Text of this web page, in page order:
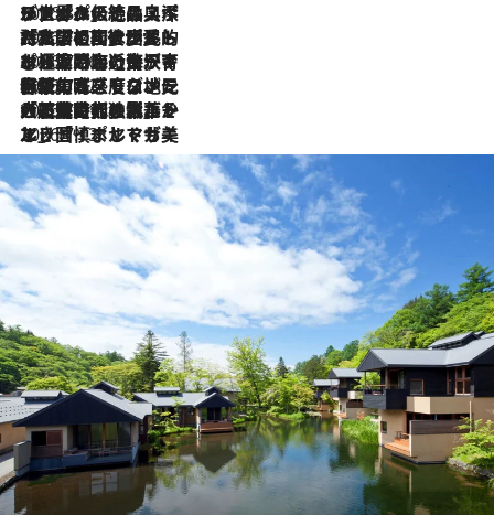
2026.8.8
リスボンの絶品スイーツ「パステル・デ・ナタ」とは？ポルトガル伝統の奥深い世界へ
2026.7.27
「私の祖国はポルトガル語です」国民的詩人フェルナンド・ペソアと、彼が愛した文学の街を歩く
2026.7.26
ポルトガル近海が育む極上の海の幸。キリリと冷えた白ワインと愉しむ、シーフード専門店の贅沢
2026.7.22
伝統の味をモダンに昇華。高感度な地元客が集う、リスボンの最旬ガストロノミー
2026.7.21
大航海時代の栄華から、震災、独裁、そして革命へ。ポルトガル・首都リスボンの石畳に刻まれた「歴史の光と影」
2026.7.13
エッセイ・ヤマザキマリ「慎ましくも美しき国 ポルトガル」